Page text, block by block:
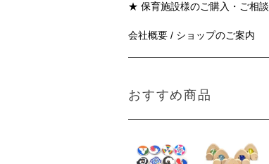
★ 保育施設様のご購入・ご相談
会社概要 / ショップのご案内
おすすめ商品